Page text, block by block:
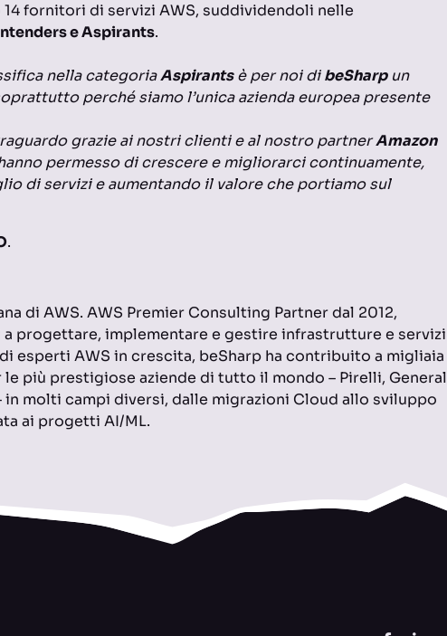
14 fornitori di servizi AWS, suddividendoli nelle
e Aspirants.
nella categoriaAspirantsè per noi dibeSharpun
perché siamo l’unica azienda europea presente
grazie ai nostri clienti e al nostro partnerAmazon
permesso di crescere e migliorarci continuamente,
di servizi e aumentando il valore che portiamo sul
.
di AWS. AWS Premier Consulting Partner dal 2012,
progettare, implementare e gestire infrastrutture e servizi
esperti AWS in crescita, beSharp ha contribuito a migliaia
più prestigiose aziende di tutto il mondo – Pirelli, General
in molti campi diversi, dalle migrazioni Cloud allo sviluppo
ai progetti AI/ML.